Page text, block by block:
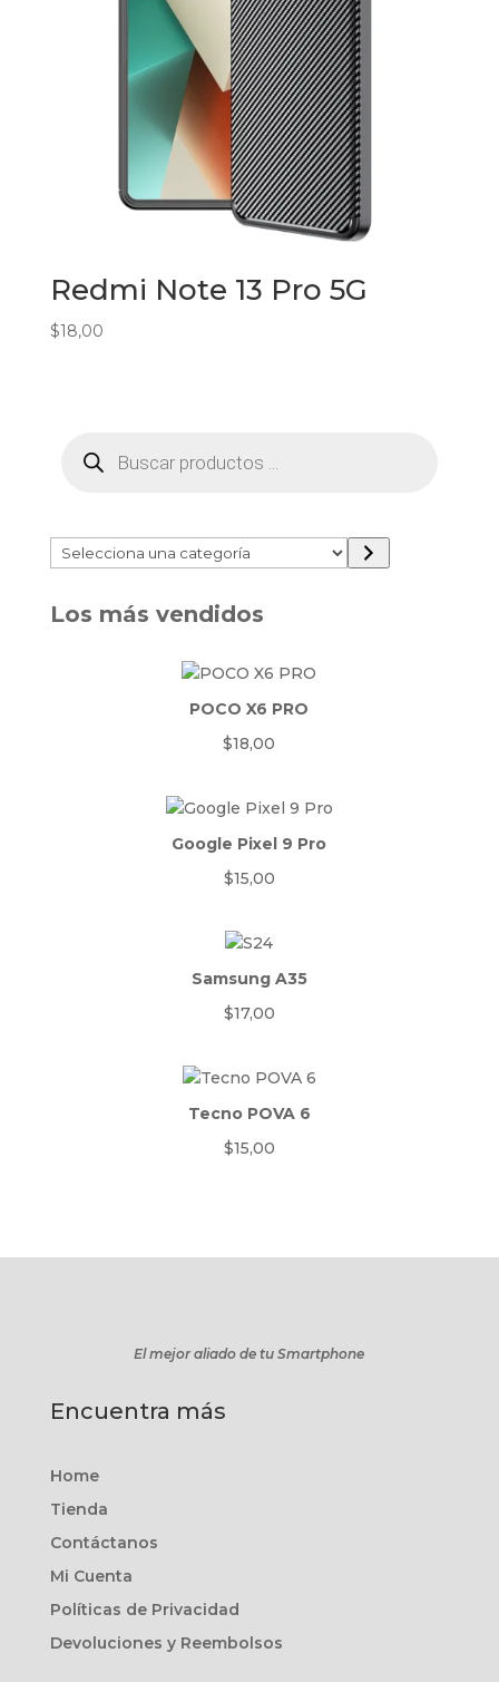
Redmi Note 13 Pro 5G
$18,00
productos
Selecciona
una
Los más vendidos
POCO X6 PRO
$18,00
Google Pixel 9 Pro
$15,00
Samsung A35
$17,00
Tecno POVA 6
$15,00
El mejor aliado de tu Smartphone
Encuentra más
Home
Tienda
Contáctanos
Mi Cuenta
Políticas de Privacidad
Devoluciones y Reembolsos